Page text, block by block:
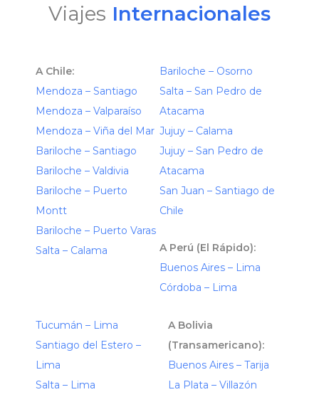
Viajes Internacionales
A Chile:
Mendoza – Santiago
Mendoza – Valparaíso
Mendoza – Viña del Mar
Bariloche – Santiago
Bariloche – Valdivia
Bariloche – Puerto
Montt
Bariloche – Puerto Varas
Salta – Calama
Bariloche – Osorno
Salta – San Pedro de
Atacama
Jujuy – Calama
Jujuy – San Pedro de
Atacama
San Juan – Santiago de
Chile
A Perú (El Rápido):
Buenos Aires – Lima
Córdoba – Lima
Tucumán – Lima
Santiago del Estero –
Lima
Salta – Lima
A Bolivia
(Transamericano):
Buenos Aires – Tarija
La Plata – Villazón